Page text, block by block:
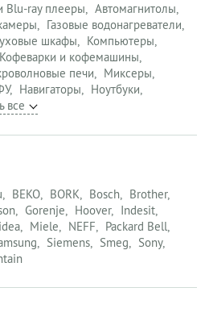
Blu-ray плееры
Автомагнитолы
Газовые водонагреватели
шкафы
Компьютеры
Кофеварки и кофемашины
печи
Миксеры
Навигаторы
Ноутбуки
BEKO BORK Bosch
Brother
Gorenje Hoover
Indesit
Miele NEFF
Packard Bell
Siemens Smeg
Sony